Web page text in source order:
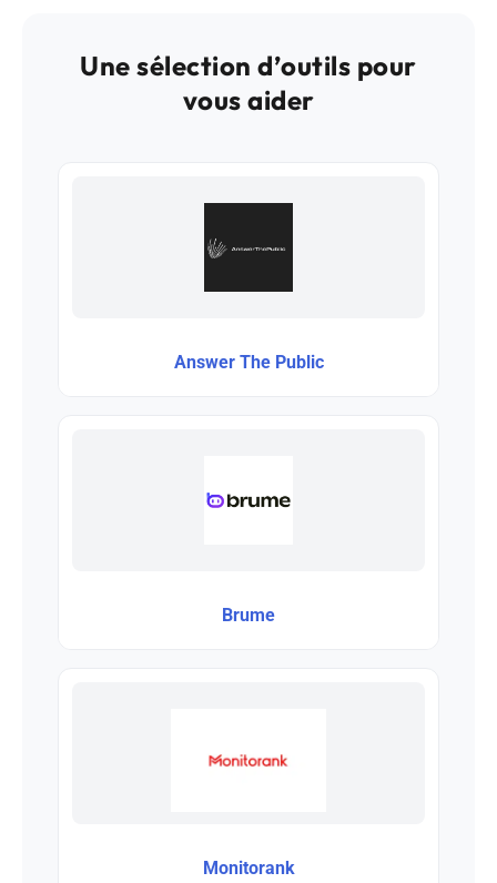
Une sélection d’outils pour
vous aider
Answer The Public
Brume
Monitorank